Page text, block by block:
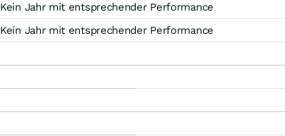
Kein Jahr mit entsprechender Performance
Kein Jahr mit entsprechender Performance